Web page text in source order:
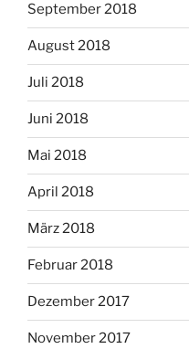
September 2018
August 2018
Juli 2018
Juni 2018
Mai 2018
April 2018
März 2018
Februar 2018
Dezember 2017
November 2017